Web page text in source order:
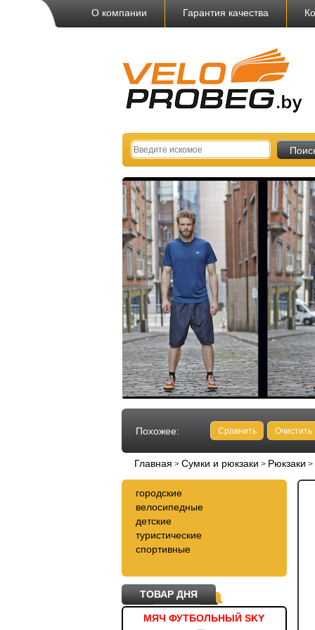
О компании Гарантия качества
Похожее: Сравнить Очистить
Главная > Сумки и рюкзаки > Рюкзаки >
городские
велосипедные
детские
туристические
спортивные
ТОВАР ДНЯ
МЯЧ ФУТБОЛЬНЫЙ SKY